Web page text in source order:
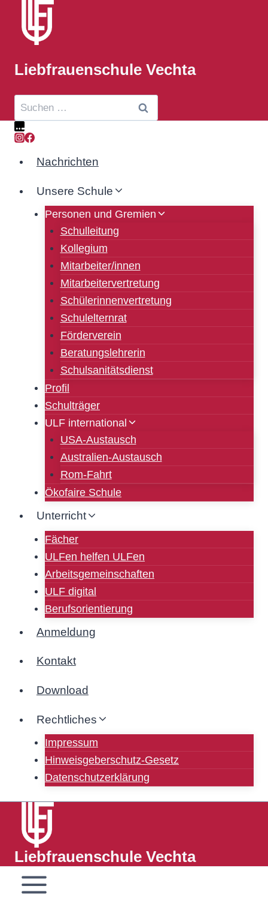
Liebfrauenschule Vechta
Nachrichten
Unsere Schule
Personen und Gremien
Schulleitung
Kollegium
Mitarbeiter/innen
Mitarbeitervertretung
Schülerinnenvertretung
Schulelternrat
Förderverein
Beratungslehrerin
Schulsanitätsdienst
Profil
Schulträger
ULF international
USA-Austausch
Australien-Austausch
Rom-Fahrt
Ökofaire Schule
Unterricht
Fächer
ULFen helfen ULFen
Arbeitsgemeinschaften
ULF digital
Berufsorientierung
Anmeldung
Kontakt
Download
Rechtliches
Impressum
Hinweisgeberschutz-Gesetz
Datenschutzerklärung
Liebfrauenschule Vechta